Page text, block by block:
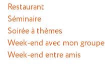
Restaurant
Séminaire
Soirée à thèmes
Week-end avec mon groupe
Week-end entre amis